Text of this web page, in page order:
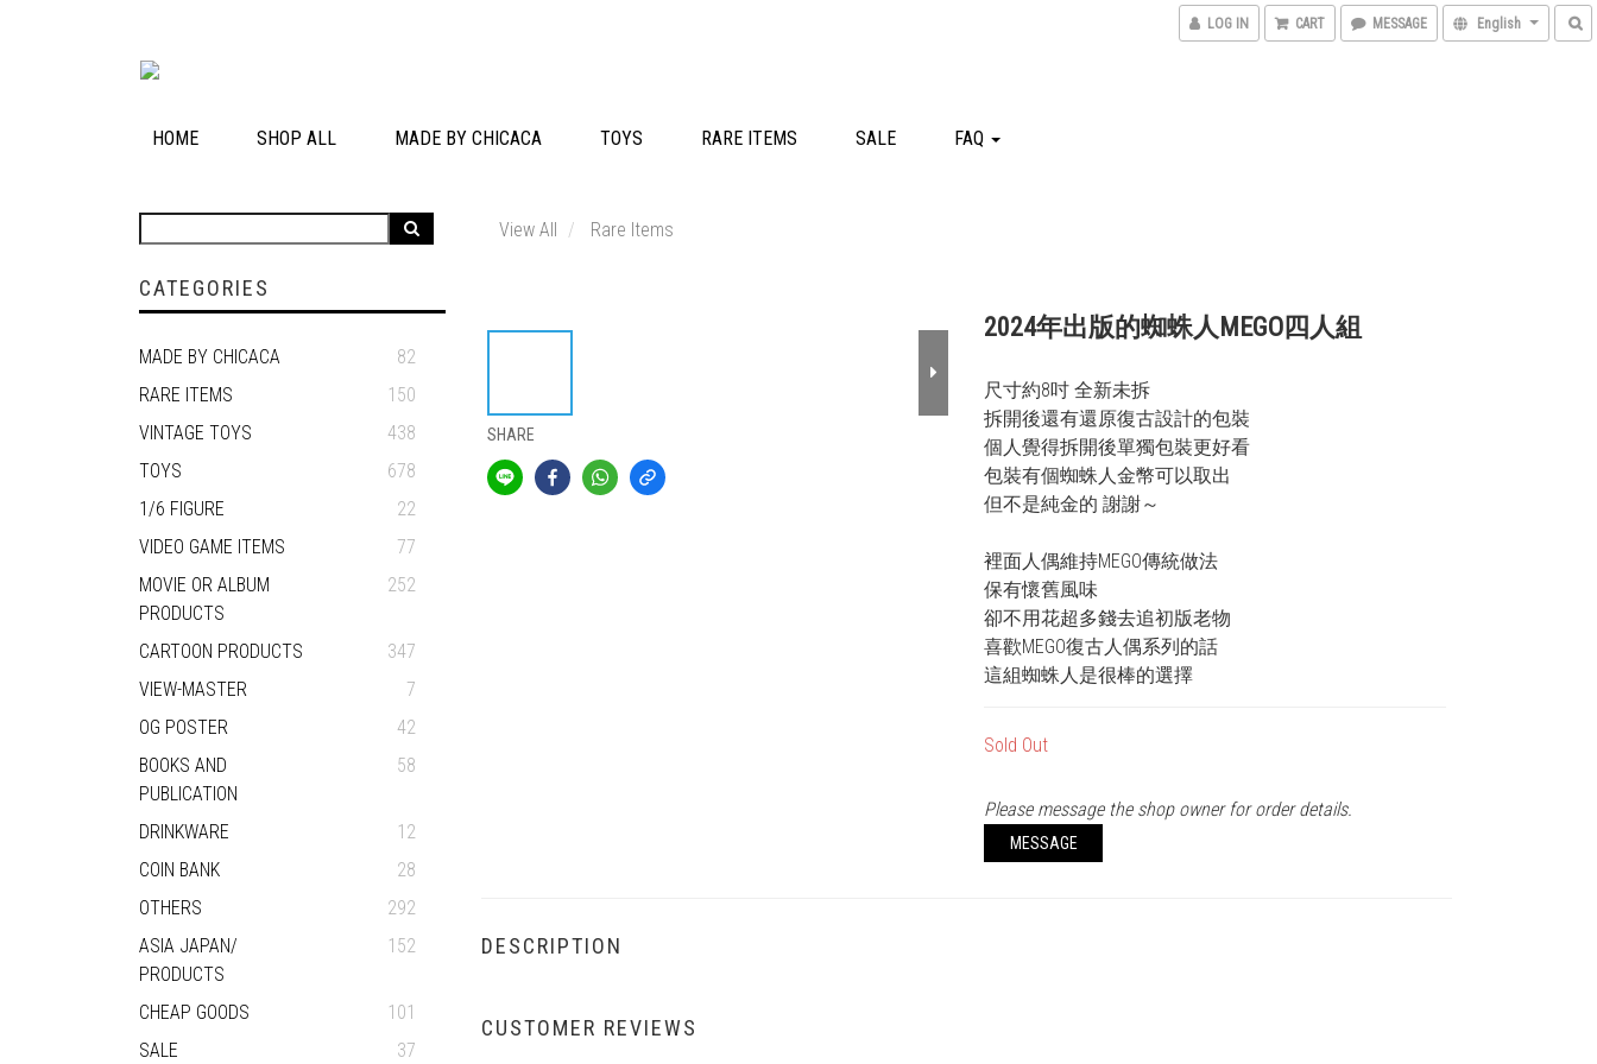
LOG IN CART MESSAGE English
HOME SHOP ALL MADE BY CHICACA TOYS RARE ITEMS SALE FAQ
CATEGORIES
MADE BY CHICACA
82
RARE ITEMS
150
VINTAGE TOYS
438
TOYS
678
1/6 FIGURE
22
VIDEO GAME ITEMS
77
MOVIE OR ALBUM
PRODUCTS
252
CARTOON PRODUCTS
347
VIEW-MASTER
7
OG POSTER
42
BOOKS AND
PUBLICATION
58
DRINKWARE
12
COIN BANK
28
OTHERS
292
ASIA JAPAN/
PRODUCTS
152
CHEAP GOODS
101
SALE
37
View All Rare Items
SHARE
2024年出版的蜘蛛人MEGO四人組
尺寸約8吋 全新未拆
拆開後還有還原復古設計的包裝
個人覺得拆開後單獨包裝更好看
包裝有個蜘蛛人金幣可以取出
但不是純金的 謝謝～
裡面人偶維持MEGO傳統做法
保有懷舊風味
卻不用花超多錢去追初版老物
喜歡MEGO復古人偶系列的話
這組蜘蛛人是很棒的選擇
Sold Out
Please message the shop owner for order details.
MESSAGE
DESCRIPTION
CUSTOMER REVIEWS